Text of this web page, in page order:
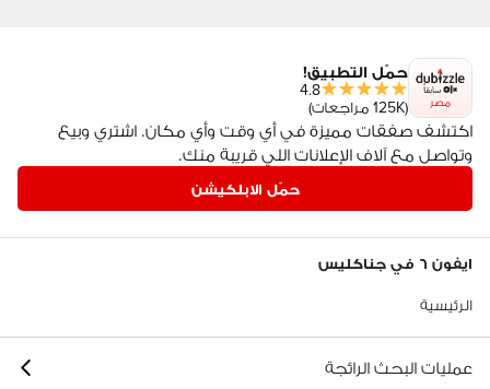
مصر
حمّل التطبيق!
4.8
(125K مراجعات)
اكتشف صفقات مميزة في أي وقت وأي مكان. اشتري وبيع
وتواصل مع آلاف الإعلانات اللي قريبة منك.
حمّل الابلكيشن
ايفون ٦ في جناكليس
الرئيسية
عمليات البحث الرائجة